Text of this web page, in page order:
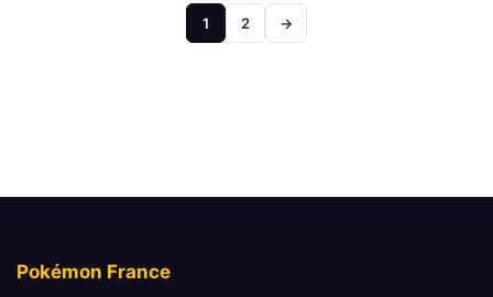
Pagination
1 2 →
Pokémon France